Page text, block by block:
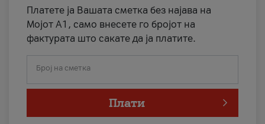
Платете ја Вашата сметка без најава на
Мојот А1, само внесете го бројот на
фактурата што сакате да ја платите.
Број на сметка
Плати